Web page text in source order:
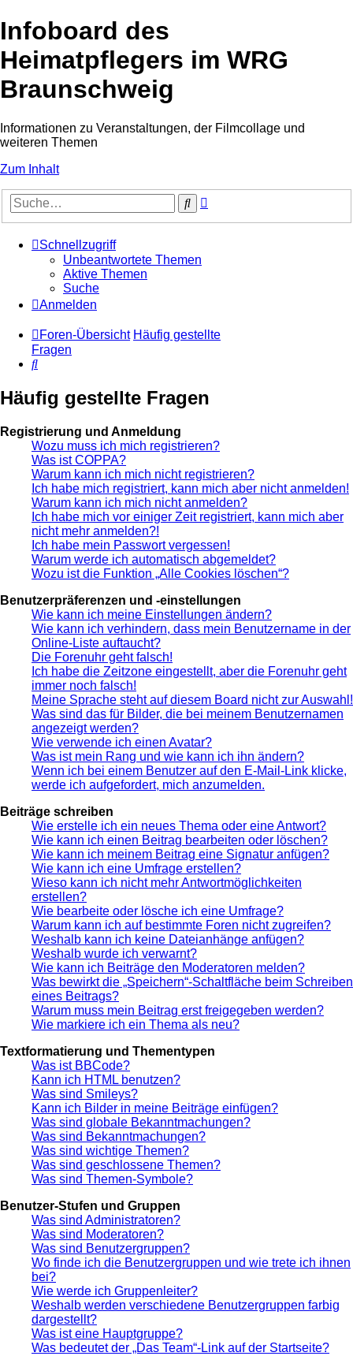
Infoboard des
Heimatpflegers im WRG
Braunschweig
Informationen zu Veranstaltungen, der Filmcollage und
weiteren Themen
Zum Inhalt
Suche
Schnellzugriff
Unbeantwortete Themen
Aktive Themen
Suche
Anmelden
Foren-Übersicht Häufig gestellte
Fragen
Suche
Häufig gestellte Fragen
Registrierung und Anmeldung
Wozu muss ich mich registrieren?
Was ist COPPA?
Warum kann ich mich nicht registrieren?
Ich habe mich registriert, kann mich aber nicht anmelden!
Warum kann ich mich nicht anmelden?
Ich habe mich vor einiger Zeit registriert, kann mich aber
nicht mehr anmelden?!
Ich habe mein Passwort vergessen!
Warum werde ich automatisch abgemeldet?
Wozu ist die Funktion „Alle Cookies löschen“?
Benutzerpräferenzen und -einstellungen
Wie kann ich meine Einstellungen ändern?
Wie kann ich verhindern, dass mein Benutzername in der
Online-Liste auftaucht?
Die Forenuhr geht falsch!
Ich habe die Zeitzone eingestellt, aber die Forenuhr geht
immer noch falsch!
Meine Sprache steht auf diesem Board nicht zur Auswahl!
Was sind das für Bilder, die bei meinem Benutzernamen
angezeigt werden?
Wie verwende ich einen Avatar?
Was ist mein Rang und wie kann ich ihn ändern?
Wenn ich bei einem Benutzer auf den E-Mail-Link klicke,
werde ich aufgefordert, mich anzumelden.
Beiträge schreiben
Wie erstelle ich ein neues Thema oder eine Antwort?
Wie kann ich einen Beitrag bearbeiten oder löschen?
Wie kann ich meinem Beitrag eine Signatur anfügen?
Wie kann ich eine Umfrage erstellen?
Wieso kann ich nicht mehr Antwortmöglichkeiten
erstellen?
Wie bearbeite oder lösche ich eine Umfrage?
Warum kann ich auf bestimmte Foren nicht zugreifen?
Weshalb kann ich keine Dateianhänge anfügen?
Weshalb wurde ich verwarnt?
Wie kann ich Beiträge den Moderatoren melden?
Was bewirkt die „Speichern“-Schaltfläche beim Schreiben
eines Beitrags?
Warum muss mein Beitrag erst freigegeben werden?
Wie markiere ich ein Thema als neu?
Textformatierung und Thementypen
Was ist BBCode?
Kann ich HTML benutzen?
Was sind Smileys?
Kann ich Bilder in meine Beiträge einfügen?
Was sind globale Bekanntmachungen?
Was sind Bekanntmachungen?
Was sind wichtige Themen?
Was sind geschlossene Themen?
Was sind Themen-Symbole?
Benutzer-Stufen und Gruppen
Was sind Administratoren?
Was sind Moderatoren?
Was sind Benutzergruppen?
Wo finde ich die Benutzergruppen und wie trete ich ihnen
bei?
Wie werde ich Gruppenleiter?
Weshalb werden verschiedene Benutzergruppen farbig
dargestellt?
Was ist eine Hauptgruppe?
Was bedeutet der „Das Team“-Link auf der Startseite?